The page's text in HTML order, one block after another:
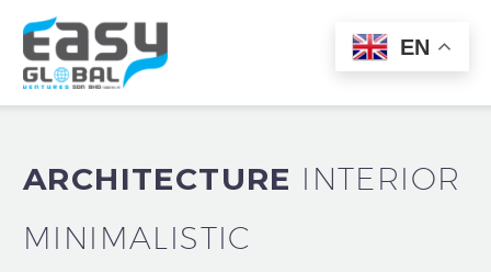
ARCHITECTURE INTERIOR
MINIMALISTIC
EN